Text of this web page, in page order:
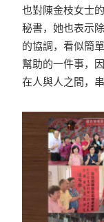
也對陳金枝女士
秘書，她也表示
的協調，看似簡
幫助的一件事，
在人與人之間，